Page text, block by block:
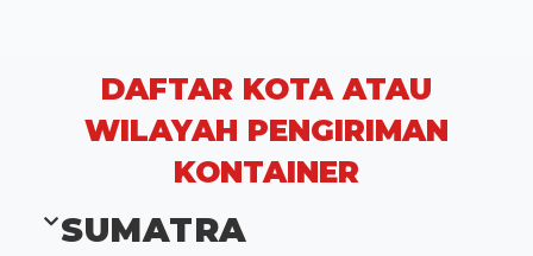
DAFTAR KOTA ATAU
WILAYAH PENGIRIMAN
KONTAINER
SUMATRA